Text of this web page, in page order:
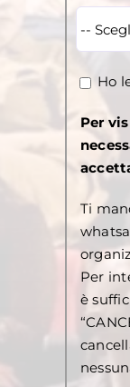
Ho
Per
Ti
Per
è